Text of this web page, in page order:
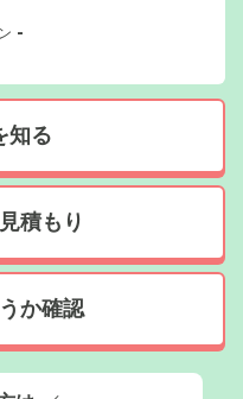
-
知る
積もり
か確認